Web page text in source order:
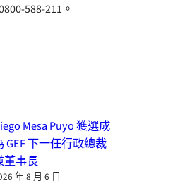
588-211。
Mesa Puyo 獲選成
GEF 下一任行政總裁
董事長
年 8 月 6 日